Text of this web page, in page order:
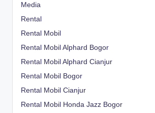
Media
Rental
Rental Mobil
Rental Mobil Alphard Bogor
Rental Mobil Alphard Cianjur
Rental Mobil Bogor
Rental Mobil Cianjur
Rental Mobil Honda Jazz Bogor